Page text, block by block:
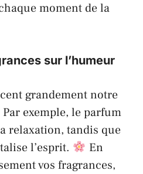
moment de la
sur l’humeur
grandement notre
Par exemple, le parfum
relaxation, tandis que
l’esprit.
En
vos fragrances,